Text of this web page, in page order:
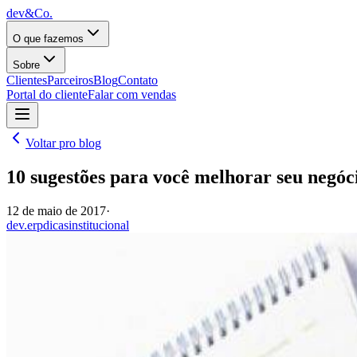
dev&Co.
O que fazemos
Sobre
ClientesParceirosBlogContato
Portal do clienteFalar com vendas
Voltar pro blog
10 sugestões para você melhorar seu
12 de maio de 2017·
dev.erpdicasinstitucional